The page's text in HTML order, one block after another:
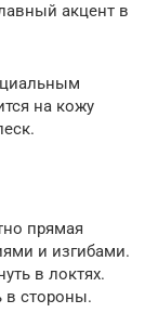
акцент в
на кожу
прямая
и изгибами.
в локтях.
в стороны.